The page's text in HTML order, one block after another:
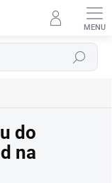
Hledat
do
na